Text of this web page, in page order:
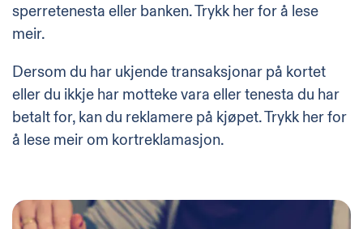
sperretenesta eller banken.Trykk her for å lese
meir.
Dersom du har ukjende transaksjonar på kortet
eller du ikkje har motteke vara eller tenesta du har
betalt for, kan du reklamere på kjøpet.Trykk her for
å lese meir om kortreklamasjon.